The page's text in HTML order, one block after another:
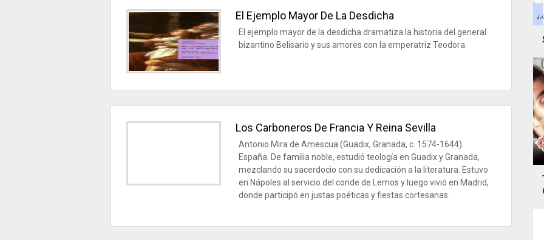
El Ejemplo Mayor De La Desdicha
El ejemplo mayor de la desdicha dramatiza la historia del general
bizantino Belisario y sus amores con la emperatriz Teodora.
Los Carboneros De Francia Y Reina Sevilla
Antonio Mira de Amescua (Guadix, Granada, c. 1574-1644).
España. De familia noble, estudió teología en Guadix y Granada,
mezclando su sacerdocio con su dedicación a la literatura. Estuvo
en Nápoles al servicio del conde de Lemos y luego vivió en Madrid,
donde participó en justas poéticas y fiestas cortesanas.